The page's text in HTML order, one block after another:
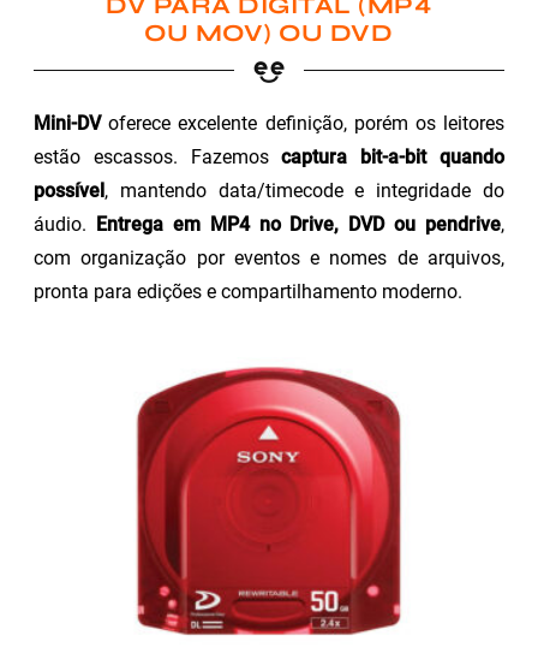
OU MOV) OU DVD
Mini-DVoferece excelente definição, porém os leitores
estão escassos. Fazemoscaptura bit-a-bit quando
possível, mantendo data/timecode e integridade do
áudio. Entrega em MP4 no Drive, DVD ou pendrive,
com organização por eventos e nomes de arquivos,
pronta para edições e compartilhamento moderno.